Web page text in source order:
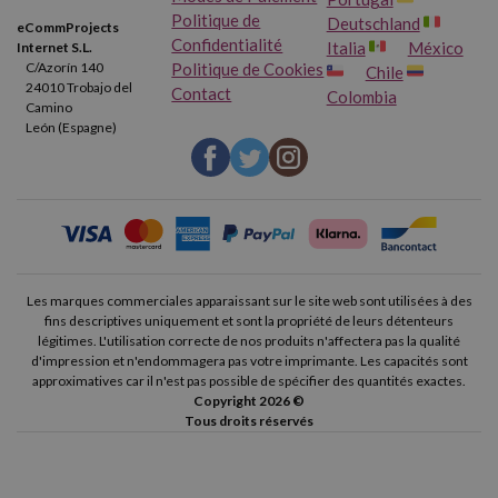
Tous les consommables génériques que nous avons chez
Webcartouche, y compris les toners HP 216, sont totalement
sûrs et fiables. Ils ont été élaborés selon les normes de qualité les
plus élevées du marché et, avant d'être commercialisés, ont subi une
fonctionnement. Quant à leur qualité, il suffit de voir leurs
impressions, elles n'ont rien à envier à celles réalisées avec des
eCommProjects
Internet S.L.
C/Azorín 140
24010 Trobajo del
Camino
León (Espagne)
Politique de
Confidentialité
Politique de Cookies
Contact
Deutschland
Italia
México
Chile
Colombia
Les marques commerciales apparaissant sur le site web sont utilisées à des
fins descriptives uniquement et sont la propriété de leurs détenteurs
légitimes. L'utilisation correcte de nos produits n'affectera pas la qualité
d'impression et n'endommagera pas votre imprimante. Les capacités sont
approximatives car il n'est pas possible de spécifier des quantités exactes.
Copyright 2026 ©
Tous droits réservés